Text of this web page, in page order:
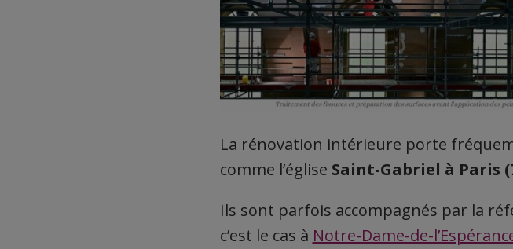
La rénovation intérieure porte
comme l’église Saint-Gabriel à Paris
Ils sont parfois accompagnés par la
c’est le cas à Notre-Dame-de-